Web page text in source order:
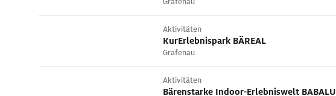
Aktivitäten
KurErlebnispark BÄREAL
Grafenau
Aktivitäten
Bärenstarke Indoor-Erlebniswelt BABALU